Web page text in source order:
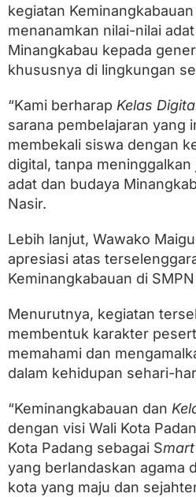
s
w
a
M
e
k
T
k
n
o
l
i
d
a
n
t
a
p
e
b
u
d
a
y
a
kegiatan
menanamkan nilai-nilai
Minangkabau kepada
khususnya di lingkungan
“Kami berharap Kelas
sarana pembelajaran yang
membekali siswa dengan
digital, tanpa
adat dan budaya
Nasir.
Lebih lanjut, Wawako
apresiasi atas
Keminangkabauan di
Menurutnya, kegiatan
membentuk karakter
memahami dan
dalam kehidupan sehari-
“Keminangkabauan dan
dengan visi Wali Kota
Kota Padang sebagai S
yang berlandaskan agama
kota yang maju dan